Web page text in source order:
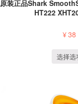
原装正品Shark
HT222
¥38
选择选